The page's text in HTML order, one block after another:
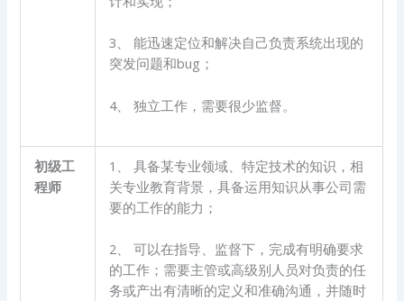
3、 能迅速定位和解决自己负责系统出现的
突发问题和bug；
4、 独立工作，需要很少监督。
初级工
程师
1、 具备某专业领域、特定技术的知识，相
关专业教育背景，具备运用知识从事公司需
要的工作的能力；
2、 可以在指导、监督下，完成有明确要求
的工作；需要主管或高级别人员对负责的任
务或产出有清晰的定义和准确沟通，并随时